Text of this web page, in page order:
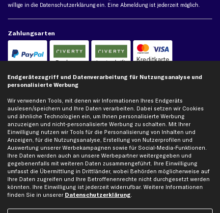
willige in die Datenschutzerklärung ein. Eine Abmeldung ist jederzeit möglich.
Zahlungsarten
Rechnung Lastschrift Kreditkarte
Vorkasse
Versand
Artikel, Teile, Original und Bestell-Nr. dienen nur zu Vergleichszwecken und sind
keine Herkunftsbezeichnungen. Die Nennung von Namen, Warenzeichen oder
Markennamen erfolgt nur zu Zwecken der Zuordnung unserer Artikel. Die Angaben
von diesen in Rechnungen an Fahrzeugbesitzer sind nicht statthaft. Die Ware bleibt
Endgerätezugriff und Datenverarbeitung für Nutzungsanalyse und
personalisierte Werbung
Wir verwenden Tools, mit denen wir Informationen Ihres Endgeräts
auslesen/speichern und Ihre Daten verarbeiten. Dabei setzen wir Cookies
und ähnliche Technologien ein, um Ihnen personalisierte Werbung
anzuzeigen und nicht-personalisierte Werbung zu schalten. Mit Ihrer
Einwilligung nutzen wir Tools für die Personalisierung von Inhalten und
Anzeigen, für die Nutzungsanalyse, Erstellung von Nutzerprofilen und
Auswertung unserer Werbekampagnen sowie für Social-Media-Funktionen.
Ihre Daten werden auch an unsere Werbepartner weitergegeben und
gegebenenfalls mit weiteren Daten zusammengeführt. Ihre Einwilligung
umfasst die Übermittlung in Drittländer, wobei Behörden möglicherweise auf
Ihre Daten zugreifen und Ihre Betroffenenrechte nicht durchgesetzt werden
könnten. Ihre Einwilligung ist jederzeit widerrufbar. Weitere Informationen
finden Sie in unserer Datenschutzerklärung.